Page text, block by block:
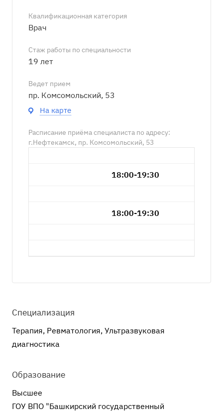
Квалификационная категория
Врач
Стаж работы по специальности
19 лет
Ведет прием
пр. Комсомольский, 53
На карте
Расписание приёма специалиста по адресу:
г.Нефтекамск, пр. Комсомольский, 53
18:00-19:30
18:00-19:30
Специализация
Терапия, Ревматология, Ультразвуковая
диагностика
Образование
Высшее
ГОУ ВПО "Башкирский государственный